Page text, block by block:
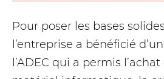
Pour poser les bases
l’entreprise a bénéficié
l’ADEC qui a permis